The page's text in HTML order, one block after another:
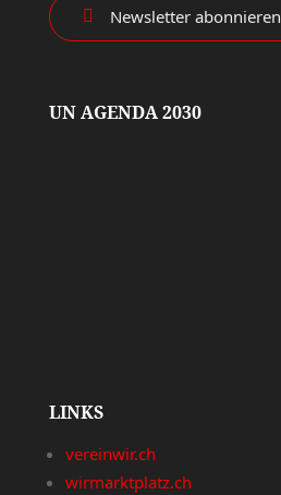
 Newsletter abonnieren
UN AGENDA 2030
LINKS
vereinwir.ch
wirmarktplatz.ch